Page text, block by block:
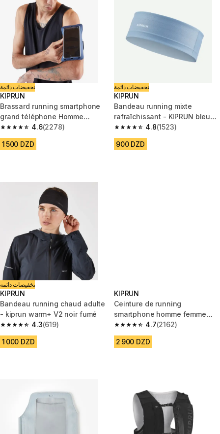
تخفيضات دائمة
KIPRUN
Brassard running smartphone
grand téléphone Homme
Femme KIPRUN bleu
4.6
4.6 out of 5 stars from 2278 reviews
(2278)
1 500 DZD
تخفيضات دائمة
KIPRUN
Bandeau running mixte
rafraîchissant - KIPRUN bleu
neutre
4.8
4.8 out of 5 stars from 1523
(1523)
900 DZD
تخفيضات دائمة
KIPRUN
Bandeau running chaud adulte
- kiprun warm+ V2 noir fumé
4.3
4.3 out of 5 stars from 619 reviews
(619)
1 000 DZD
KIPRUN
Ceinture de running
smartphone homme femme
kiprun confort 2 jaune 5
poches
4.7
4.7 out of 5 stars from 2162
(2162)
2 900 DZD